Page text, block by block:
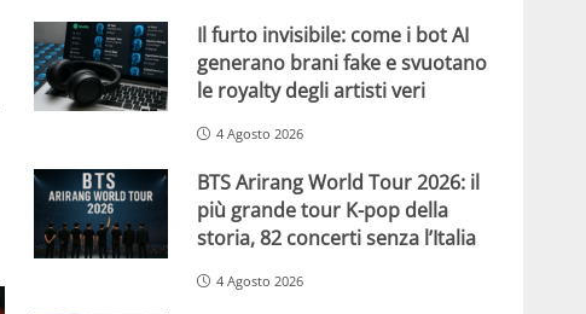
Il furto invisibile: come i bot AI
generano brani fake e svuotano
le royalty degli artisti veri
4 Agosto 2026
BTS Arirang World Tour 2026: il
più grande tour K-pop della
storia, 82 concerti senza l’Italia
4 Agosto 2026